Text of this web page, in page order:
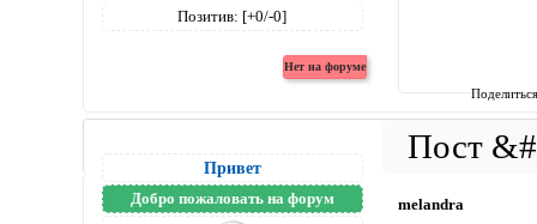
Позитив: [+0/-0]
Привет
Добро пожаловать на форум
melandra